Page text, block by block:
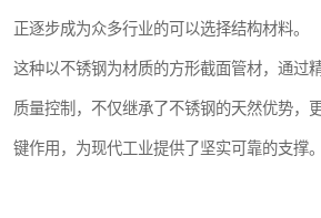
正逐步成为众多行业的可以选择结构材料。
这种以不锈钢为材质的方形截面管材，通过
质量控制，不仅继承了不锈钢的天然优势，
键作用，为现代工业提供了坚实可靠的支撑。